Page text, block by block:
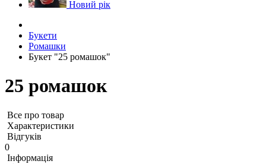
Новий рік
Букети
Ромашки
Букет "25 ромашок"
25 ромашок
Все про товар
Характеристики
Відгуків
0
Iнформація